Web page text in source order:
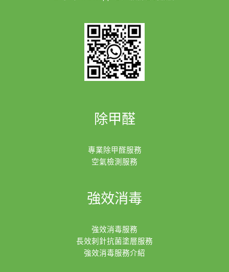
除甲醛
專業除甲醛服務
空氣檢測服務
強效消毒
強效消毒服務
長效刺針抗菌塗層服務
強效消毒服務介紹